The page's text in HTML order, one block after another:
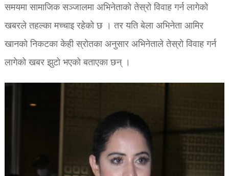
समयमा सामाजिक सञ्जालमा अभिनेताको तेस्रो विवाह गर्न लागेको
खबरले तहल्का मच्चाइ रहेको छ । तर यति बेला अभिनेता आमिर
खानको निकटका केही स्रोतका अनुसार अभिनेताले तेस्रो विवाह गर्न
लागेको खबर झुटो भएको बताएका छन् ।